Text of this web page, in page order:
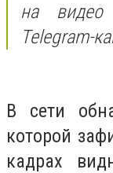
на видео
Telegram-
В сети
которой
кадрах